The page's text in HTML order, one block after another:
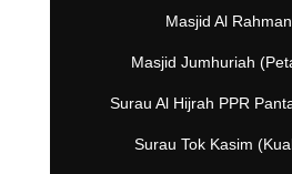
Masjid Al
Masjid Jumhuriah
Surau Al Hijrah PPR
Surau Tok Kasim